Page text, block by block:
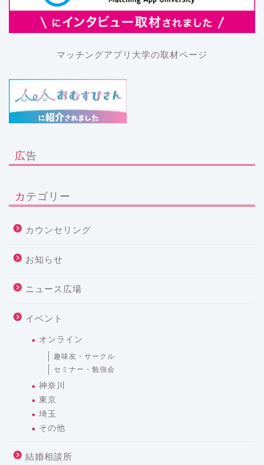
マッチングアプリ大学の取材ページ
広告
カテゴリー
カウンセリング
お知らせ
ニュース広場
イベント
オンライン
趣味友・サークル
セミナー・勉強会
神奈川
東京
埼玉
その他
結婚相談所